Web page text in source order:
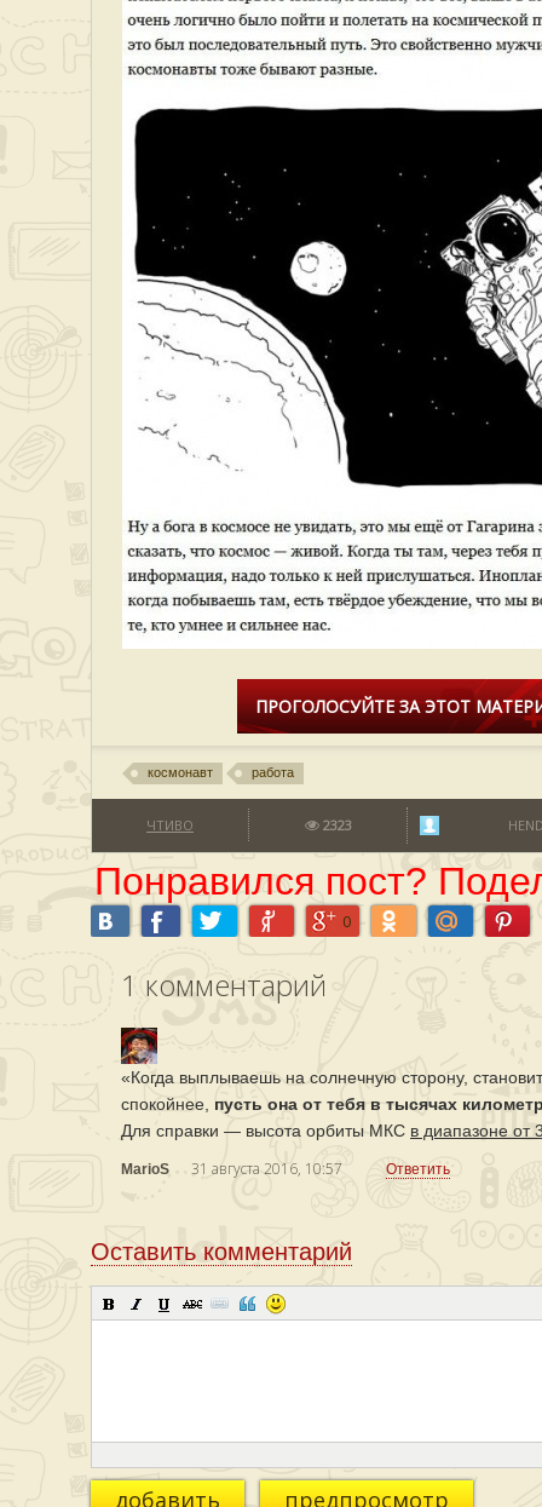
ПРОГОЛОСУЙТЕ ЗА ЭТОТ
космонавт работа
ЧТИВО 2323
Понравился пост?
0
1 комментарий
«Когда выплываешь на солнечную сторону,
спокойнее, пусть она от тебя в тысячах
Для справки — высота орбиты МКС в диапазоне от
MarioS 31 августа 2016, 10:57 Ответить
Оставить комментарий
добавить предпросмотр